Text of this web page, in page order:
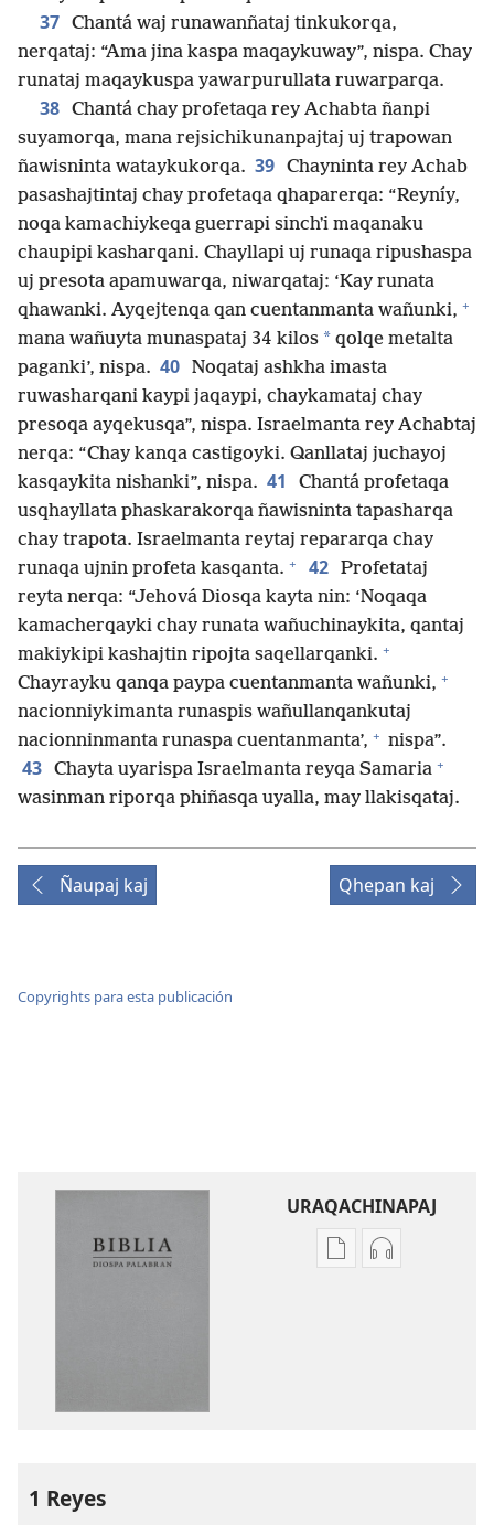
37 Chantá waj runawanñataj tinkukorqa,
nerqataj: “Ama jina kaspa maqaykuway”, nispa. Chay
runataj maqaykuspa yawarpurullata ruwarparqa.
38 Chantá chay profetaqa rey Achabta ñanpi
suyamorqa, mana rejsichikunanpajtaj uj trapowan
ñawisninta wataykukorqa. 39 Chayninta rey Achab
pasashajtintaj chay profetaqa qhaparerqa: “Reyníy,
noqa kamachiykeqa guerrapi sinchʼi maqanaku
chaupipi kasharqani. Chayllapi uj runaqa ripushaspa
uj presota apamuwarqa, niwarqataj: ‘Kay runata
qhawanki. Ayqejtenqa qan cuentanmanta wañunki, +
mana wañuyta munaspataj 34 kilos * qolqe metalta
paganki’, nispa. 40 Noqataj ashkha imasta
ruwasharqani kaypi jaqaypi, chaykamataj chay
presoqa ayqekusqa”, nispa. Israelmanta rey Achabtaj
nerqa: “Chay kanqa castigoyki. Qanllataj juchayoj
kasqaykita nishanki”, nispa. 41
Chantá profetaqa
usqhayllata phaskarakorqa ñawisninta tapasharqa
chay trapota. Israelmanta reytaj repararqa chay
runaqa ujnin profeta kasqanta. + 42 Profetataj
reyta nerqa: “Jehová Diosqa kayta nin: ‘Noqaqa
kamacherqayki chay runata wañuchinaykita, qantaj
makiykipi kashajtin ripojta saqellarqanki. +
Chayrayku qanqa paypa cuentanmanta wañunki, +
nacionniykimanta runaspis wañullanqankutaj
nacionninmanta runaspa cuentanmanta’, + nispa”.
43 Chayta uyarispa Israelmanta reyqa Samaria +
wasinman riporqa phiñasqa uyalla, may llakisqataj.
Ñaupaj kaj Qhepan kaj
Copyrights para esta publicación
URAQACHINAPAJ
Publicacionta
Grabasqata
1 Reyes